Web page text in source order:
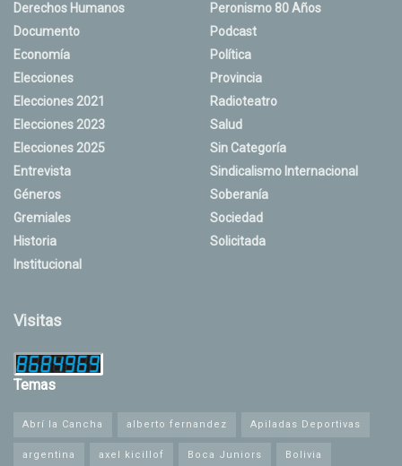
Derechos Humanos
Documento
Economía
Elecciones
Elecciones 2021
Elecciones 2023
Elecciones 2025
Entrevista
Géneros
Gremiales
Historia
Institucional
Peronismo 80 Años
Podcast
Política
Provincia
Radioteatro
Salud
Sin Categoría
Sindicalismo Internacional
Soberanía
Sociedad
Solicitada
Visitas
Temas
Abrí la Cancha alberto fernandez Apiladas Deportivas
argentina axel kicillof Boca Juniors Bolivia